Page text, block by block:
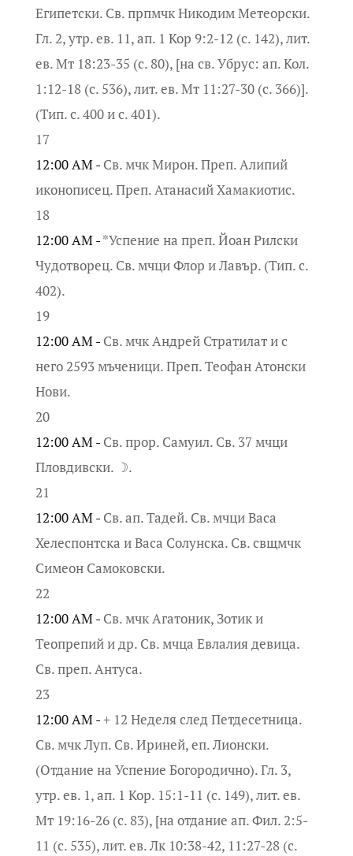
Египетски. Св. прпмчк Никодим Метеорски.
Гл. 2, утр. ев. 11, ап. 1 Кор 9:2-12 (с. 142), лит.
ев. Мт 18:23-35 (с. 80), [на св. Убрус: ап. Кол.
1:12-18 (с. 536), лит. ев. Мт 11:27-30 (с. 366)].
(Тип. с. 400 и с. 401).
17
12:00 AM - Св. мчк Мирон. Преп. Алипий
иконописец. Преп. Атанасий Хамакиотис.
18
12:00 AM -*Успение на преп. Йоан Рилски
Чудотворец. Св. мчци Флор и Лавър. (Тип. с.
402).
19
12:00 AM - Св. мчк Андрей Стратилат и с
него 2593 мъченици. Преп. Теофан Атонски
Нови.
20
12:00 AM - Св. прор. Самуил. Св. 37 мчци
Пловдивски. ☽.
21
12:00 AM - Св. ап. Тадей. Св. мчци Васа
Хелеспонтска и Васа Солунска. Св. свщмчк
Симеон Самоковски.
22
12:00 AM - Св. мчк Агатоник, Зотик и
Теопрепий и др. Св. мчца Евлалия девица.
Св. преп. Антуса.
23
12:00 AM -+ 12 Неделя след Петдесетница.
Св. мчк Луп. Св. Ириней, еп. Лионски.
(Отдание на Успение Богородично). Гл. 3,
утр. ев. 1, ап. 1 Кор. 15:1-11 (с. 149), лит. ев.
Мт 19:16-26 (с. 83), [на отдание ап. Фил. 2:5-
11 (с. 535), лит. ев. Лк 10:38-42, 11:27-28 (с.